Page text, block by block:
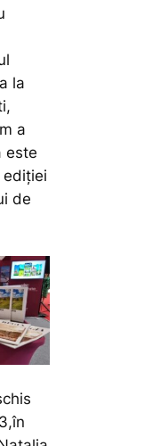
la
a
este
ediției
de